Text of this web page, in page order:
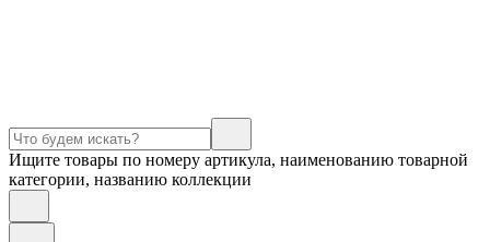
Ищите товары по номеру артикула, наименованию товарной
категории, названию коллекции